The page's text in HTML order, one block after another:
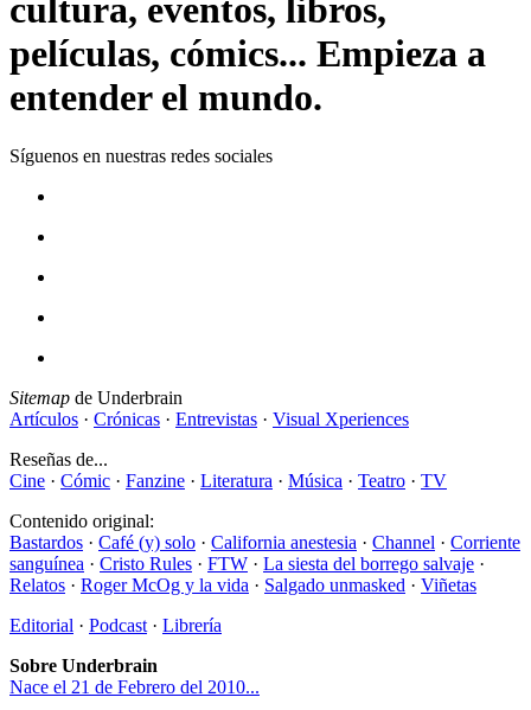
cultura, eventos, libros,
películas, cómics... Empieza a
entender el mundo.
Síguenos en nuestras redes sociales
Sitemap de Underbrain
Artículos · Crónicas · Entrevistas · Visual Xperiences
Reseñas de...
Cine · Cómic · Fanzine · Literatura · Música · Teatro · TV
Contenido original:
Bastardos · Café (y) solo · California anestesia · Channel · Corriente
sanguínea · Cristo Rules · FTW · La siesta del borrego salvaje ·
Relatos · Roger McOg y la vida · Salgado unmasked · Viñetas
Editorial · Podcast · Librería
Sobre Underbrain
Nace el 21 de Febrero del 2010...